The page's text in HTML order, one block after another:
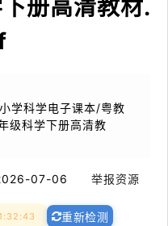
册高清教材.
学科学电子课本/粤教
级科学下册高清教
07-06 举报资源
重新检测